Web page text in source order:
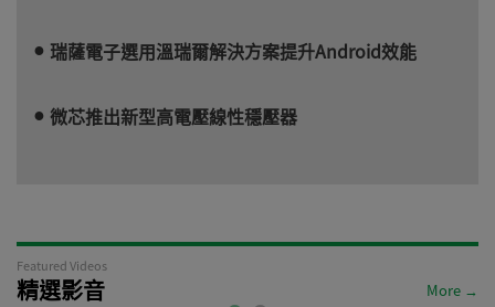
瑞薩電子選用溫瑞爾解決方案提升Android效能
微芯推出新型高電壓線性穩壓器
Featured Videos
精選影音 More →